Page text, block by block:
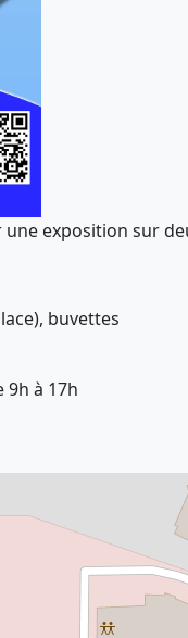
exposition sur
buvettes
9h à 17h